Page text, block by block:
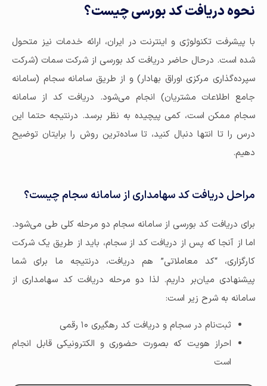
نحوه دریافت کد بورسی چیست؟
با پیشرفت تکنولوژی و اینترنت در ایران، ارائه خدمات نیز متحول
شده است. درحال حاضر دریافت کد بورسی از شرکت سمات (شرکت
سپرده‌گذاری مرکزی اوراق بهادار) و از طریق سامانه سجام (سامانه
جامع اطلاعات مشتریان) انجام می‌شود. دریافت کد از سامانه
سجام ممکن است، کمی پیچیده به نظر برسد. درنتیجه حتما این
درس را تا انتها دنبال کنید، تا ساده‌ترین روش را برایتان توضیح
دهیم.
مراحل دریافت کد سهامداری از سامانه سجام چیست؟
برای دریافت کد بورسی از سامانه سجام دو مرحله کلی طی می‌شود.
اما از آنجا که پس از دریافت کد از سجام، باید از طریق یک شرکت
کارگزاری، “کد معاملاتی” هم دریافت، درنتیجه ما برای شما
پیشنهادی میان‌بر داریم. لذا دو مرحله دریافت کد سهامداری از
سامانه به شرح زیر است:
ثبت‌نام در سجام و دریافت کد رهگیری ۱۰ رقمی
احراز هویت که بصورت حضوری و الکترونیکی قابل انجام
است